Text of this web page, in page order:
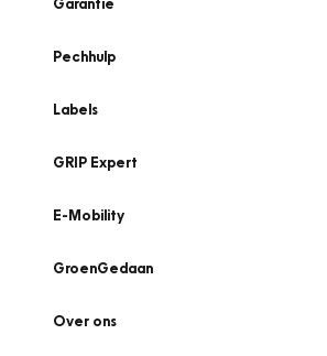
Pechhulp
Labels
GRIP Expert
E-Mobility
GroenGedaan
Over ons